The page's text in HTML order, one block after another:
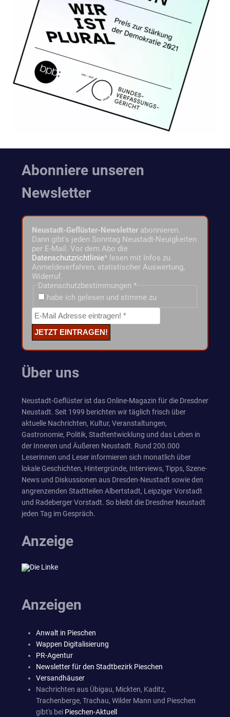
Abonniere unseren
Newsletter
Neustadt-Geflüster-Newsletter abonnieren.
Dann gibt's jeden Sonntag Neustadt-Neuigkeiten
per E-Mail. Vor dem Abo die
Datenschutzrichtlinie* lesen mit Infos zu
Anmeldeverfahren, statistischer Auswertung,
Widerruf.
Datenschutzbestimmungen *
habe ich gelesen und stimme zu
Über uns
Neustadt-Geflüster ist das Online-Magazin für die Dresdner
Neustadt. Seit 1999 berichten wir täglich frisch über
aktuelle Nachrichten, Kultur, Veranstaltungen,
Gastronomie, Politik, Stadtentwicklung und das Leben in
der Inneren und Äußeren Neustadt. Rund 200.000
Leserinnen und Leser informieren sich monatlich über
lokale Geschichten, Hintergründe, Interviews, Tipps, Szene-
News und Diskussionen aus Dresden-Neustadt sowie den
angrenzenden Stadtteilen Albertstadt, Leipziger Vorstadt
und Radeberger Vorstadt. So bleibt die Dresdner Neustadt
jeden Tag im Gespräch.
Anzeige
Anzeigen
Anwalt in Pieschen
Wappen Digitalisierung
PR-Agentur
Newsletter für den Stadtbezirk Pieschen
Versandhäuser
Nachrichten aus Übigau, Mickten, Kaditz,
Trachenberge, Trachau, Wilder Mann und Pieschen
gibt's bei Pieschen-Aktuell